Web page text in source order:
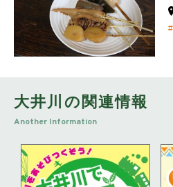
大井川の関連情報
Another Information